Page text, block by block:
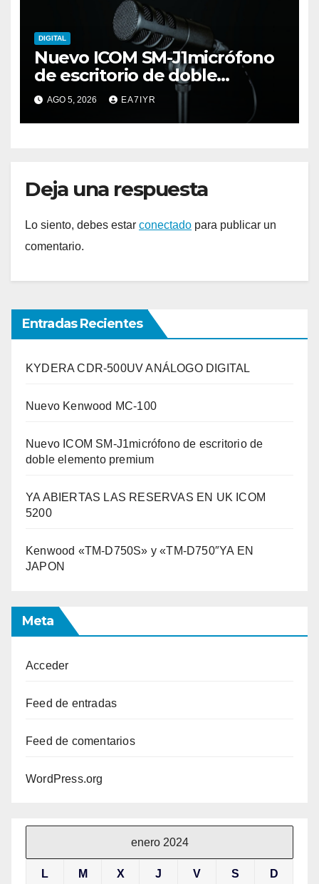
DIGITAL
Nuevo ICOM SM-J1micrófono
de escritorio de doble
elemento premium
AGO 5, 2026 EA7IYR
Deja una respuesta
Lo siento, debes estar conectado para publicar un
comentario.
Entradas Recientes
KYDERA CDR-500UV ANÁLOGO DIGITAL
Nuevo Kenwood MC-100
Nuevo ICOM SM-J1micrófono de escritorio de
doble elemento premium
YA ABIERTAS LAS RESERVAS EN UK ICOM
5200
Kenwood «TM-D750S» y «TM-D750″YA EN
JAPON
Meta
Acceder
Feed de entradas
Feed de comentarios
WordPress.org
enero 2024
L M X J V S D